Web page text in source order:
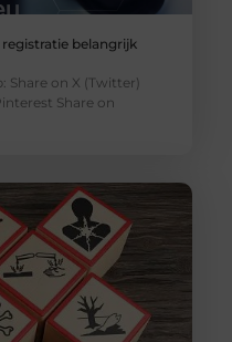
belangrijk
Share on X (Twitter)
Share on